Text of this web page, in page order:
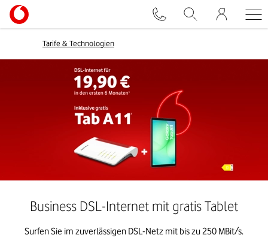
Tarife & Technologien
Business DSL-Internet mit gratis Tablet
Surfen Sie im zuverlässigen DSL-Netz mit bis zu 250 MBit/s.